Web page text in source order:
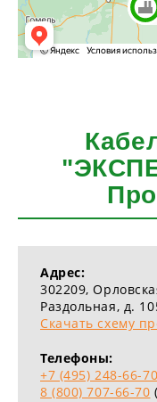
Адрес:
302209,
Раздольная, д.
Скачать схему
Телефоны:
+7 (495) 248-66-70
8 (800) 707-66-70